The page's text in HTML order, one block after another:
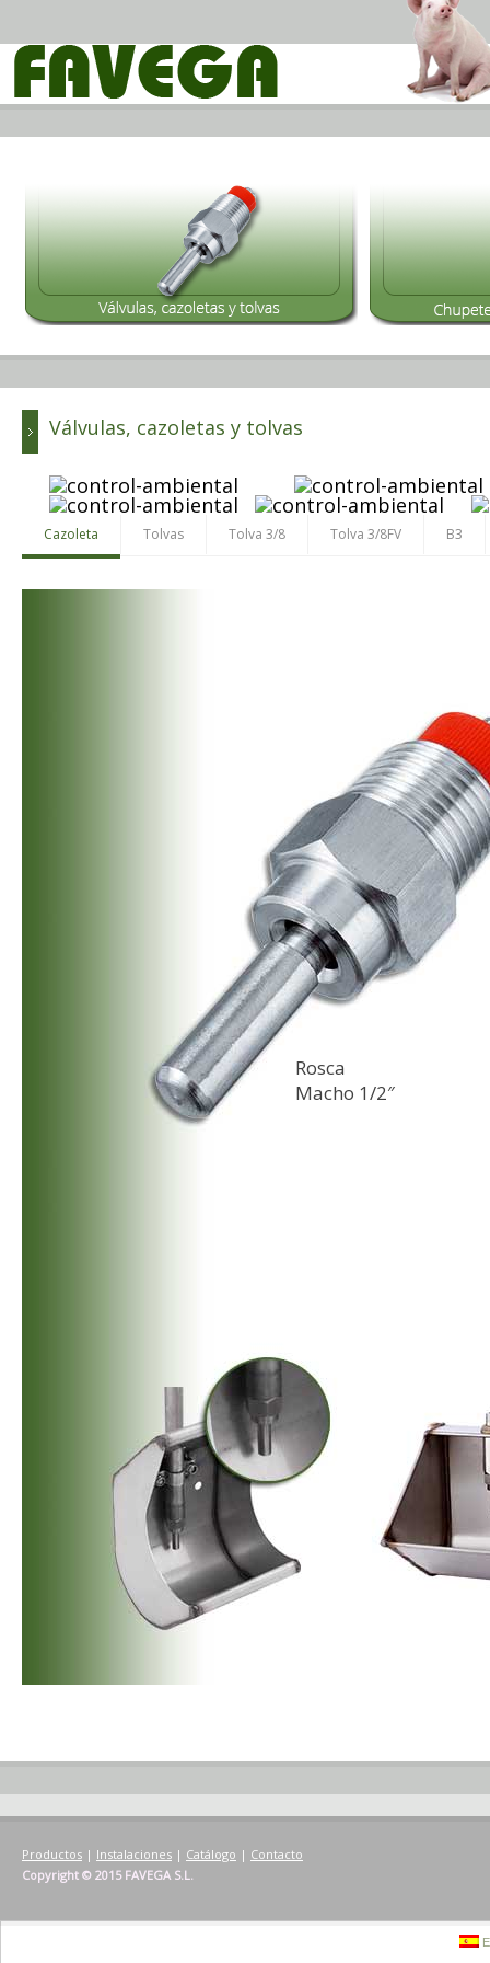
Válvulas, cazoletas y tolvas
Cazoleta Tolvas Tolva 3/8 Tolva 3/8FV B3
Rosca
Macho 1/2″
Productos | Instalaciones | Catálogo | Contacto
Copyright © 2015 FAVEGA S.L.